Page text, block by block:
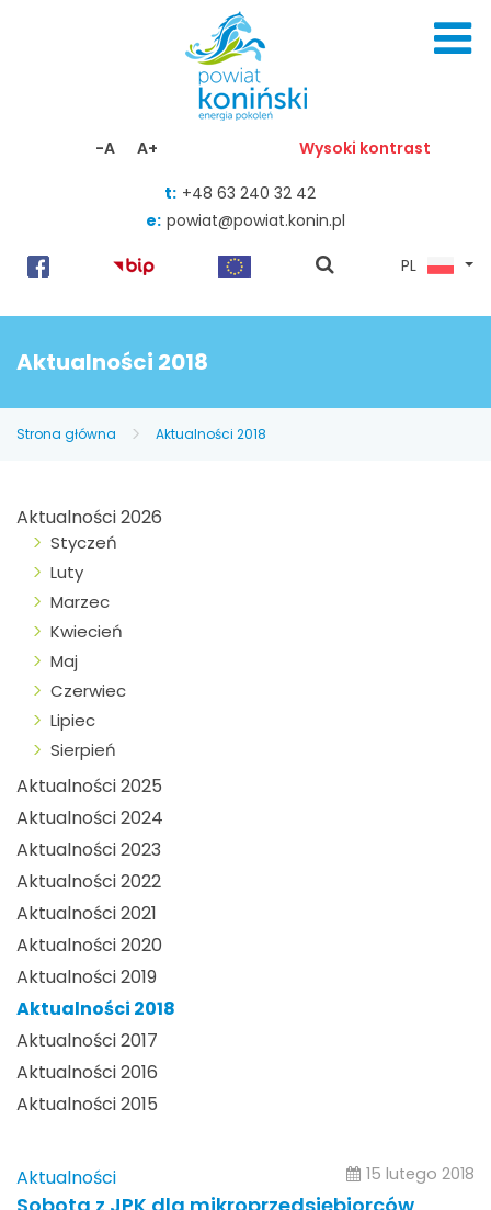
-A A+ Wysoki kontrast
t: +48 63 240 32 42
e: powiat@powiat.konin.pl
pokaż
PL
Aktualności 2018
Strona główna Aktualności 2018
Aktualności 2026
Styczeń
Luty
Marzec
Kwiecień
Maj
Czerwiec
Lipiec
Sierpień
Aktualności 2025
Aktualności 2024
Aktualności 2023
Aktualności 2022
Aktualności 2021
Aktualności 2020
Aktualności 2019
Aktualności 2018
Aktualności 2017
Aktualności 2016
Aktualności 2015
Aktualności 15 lutego 2018